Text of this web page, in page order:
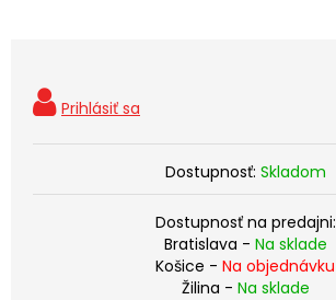
Dostupnosť: Skladom
Dostupnosť na predajni:
Bratislava - Na sklade
Košice - Na objednávku
Žilina - Na sklade